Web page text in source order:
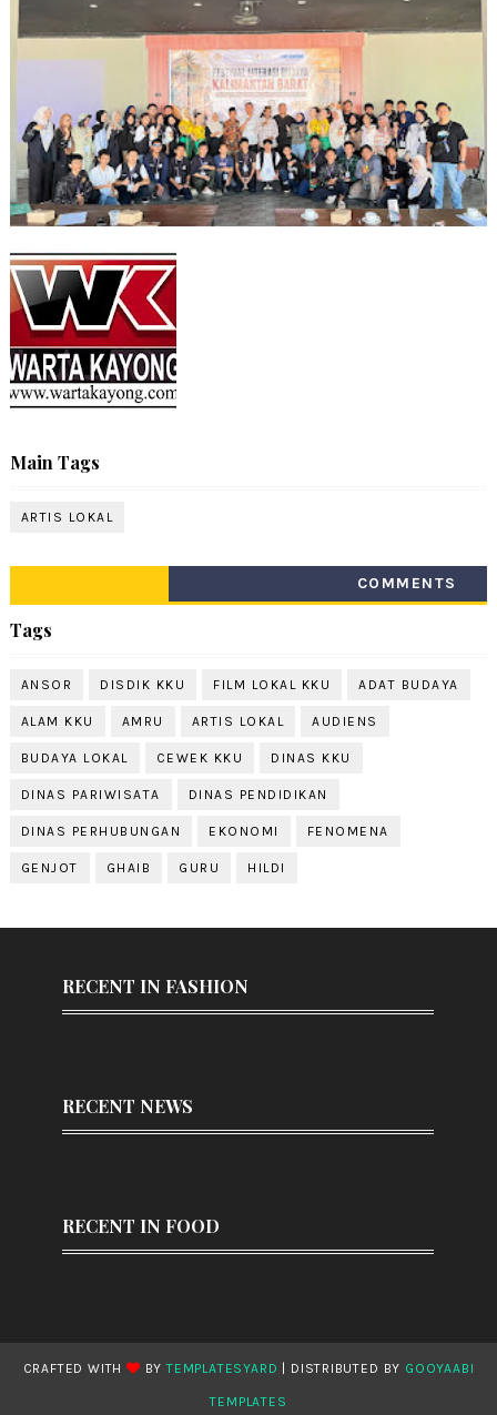
Main Tags
ARTIS LOKAL
COMMENTS
Tags
ANSOR DISDIK KKU FILM LOKAL KKU ADAT BUDAYA
ALAM KKU AMRU ARTIS LOKAL AUDIENS
BUDAYA LOKAL CEWEK KKU DINAS KKU
DINAS PARIWISATA DINAS PENDIDIKAN
DINAS PERHUBUNGAN EKONOMI FENOMENA
GENJOT GHAIB GURU HILDI
RECENT IN FASHION
RECENT NEWS
RECENT IN FOOD
CRAFTED WITH BYTEMPLATESYARD | DISTRIBUTED BY GOOYAABI
TEMPLATES